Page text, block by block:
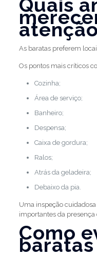
Quais
As baratas preferem
Os pontos mais críticos
Cozinha;
Área de serviço;
Banheiro;
Despensa;
Caixa de gordura;
Ralos;
Atrás da geladeira;
Debaixo da pia.
Uma inspeção
importantes da presença
Como